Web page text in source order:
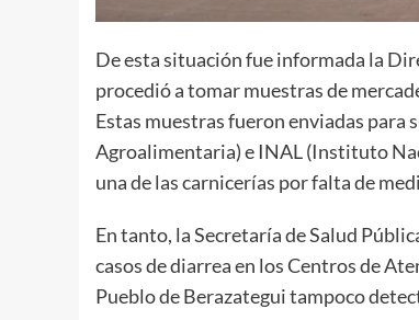
De esta situación fue informada la
procedió a tomar muestras de
Estas muestras fueron enviadas para
Agroalimentaria) e INAL (Instituto
una de las carnicerías por falta de
En tanto, la Secretaría de Salud
casos de diarrea en los Centros de
Pueblo de Berazategui tampoco